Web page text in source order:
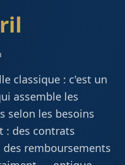
classique : c'est un
assemble les
selon les besoins
: des contrats
remboursements